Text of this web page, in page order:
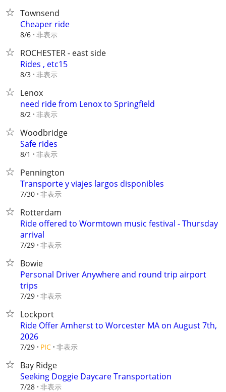
Townsend
Cheaper ride
8/6 非表示
ROCHESTER - east side
Rides , etc15
8/3 非表示
Lenox
need ride from Lenox to Springfield
8/2 非表示
Woodbridge
Safe rides
8/1 非表示
Pennington
Transporte y viajes largos disponibles⁠
7/30 非表示
Rotterdam
Ride offered to Wormtown music festival - Thursday
arrival
7/29 非表示
Bowie
Personal Driver Anywhere and round trip airport
trips
7/29 非表示
Lockport
Ride Offer Amherst to Worcester MA on August 7th,
2026
7/29 PIC 非表示
Bay Ridge
Seeking Doggie Daycare Transportation
7/28 非表示